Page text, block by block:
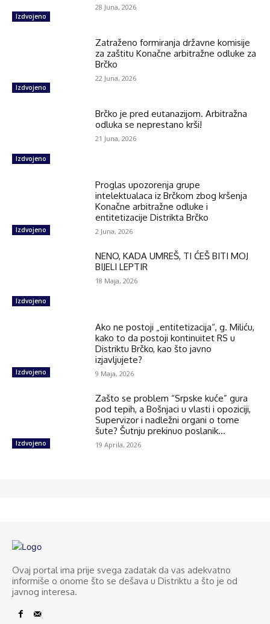
Izdvojeno
28 Juna, 2026
Izdvojeno
Zatraženo formiranja državne komisije
za zaštitu Konačne arbitražne odluke za
Brčko
22 Juna, 2026
Izdvojeno
Brčko je pred eutanazijom. Arbitražna
odluka se neprestano krši!
21 Juna, 2026
Izdvojeno
Proglas upozorenja grupe
intelektualaca iz Brčkom zbog kršenja
Konačne arbitražne odluke i
entitetizacije Distrikta Brčko
2 Juna, 2026
Izdvojeno
NENO, KADA UMREŠ, TI ĆEŠ BITI MOJ
BIJELI LEPTIR
18 Maja, 2026
Izdvojeno
Ako ne postoji „entitetizacija“, g. Miliću,
kako to da postoji kontinuitet RS u
Distriktu Brčko, kao što javno
izjavljujete?
9 Maja, 2026
Izdvojeno
Zašto se problem “Srpske kuće” gura
pod tepih, a Bošnjaci u vlasti i opoziciji,
Supervizor i nadležni organi o tome
šute? Šutnju prekinuo poslanik...
19 Aprila, 2026
Ovaj portal ima prije svega zadatak da vas adekvatno
informiše o onome što se dešava u Distriktu a što je od
javnog interesa.